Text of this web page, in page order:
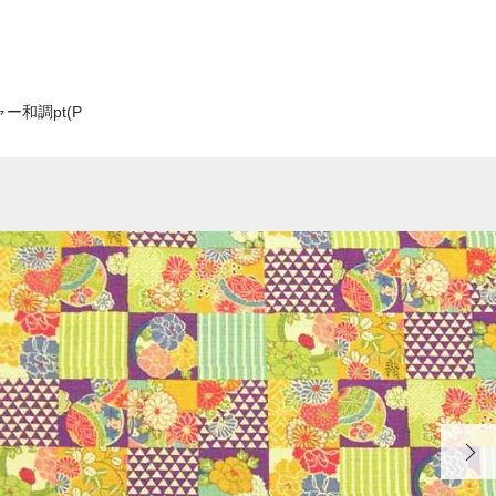
ー和調pt(P